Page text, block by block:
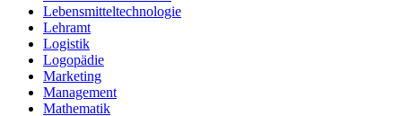
Lebensmitteltechnologie
Lehramt
Logistik
Logopädie
Marketing
Management
Mathematik